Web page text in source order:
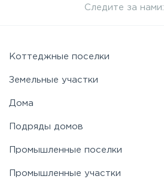
Новорижское
Носовихинское
Следите за нами:
Коттеджные поселки
Земельные участки
Дома
Подряды домов
Промышленные поселки
Промышленные участки